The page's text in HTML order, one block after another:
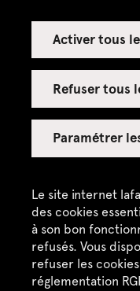
Le site internet
des cookies
à son bon
refusés. Vous
refuser les
réglementation
Activer tous
Refuser tous
Paramétrer
Espace presse
Espace
Espace
Crédits
Mentions légales
Politique de
CGU / CGV
Plan du site